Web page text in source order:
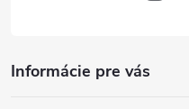
Informácie pre vás